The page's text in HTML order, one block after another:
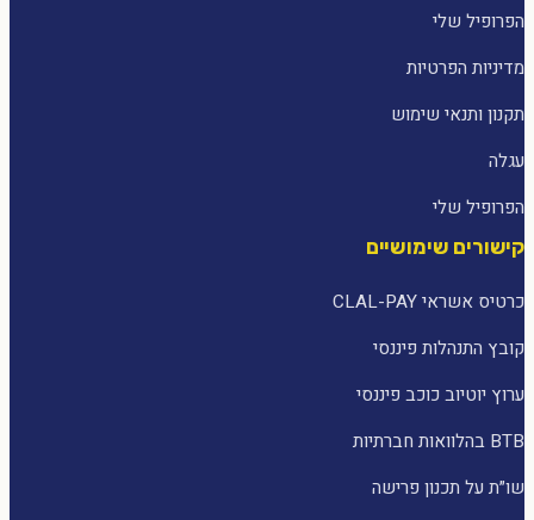
הפרופיל שלי
מדיניות הפרטיות
תקנון ותנאי שימוש
עגלה
הפרופיל שלי
קישורים שימושיים
כרטיס אשראי CLAL-PAY
קובץ התנהלות פיננסי
ערוץ יוטיוב כוכב פיננסי
BTB בהלוואות חברתיות
שו״ת על תכנון פרישה